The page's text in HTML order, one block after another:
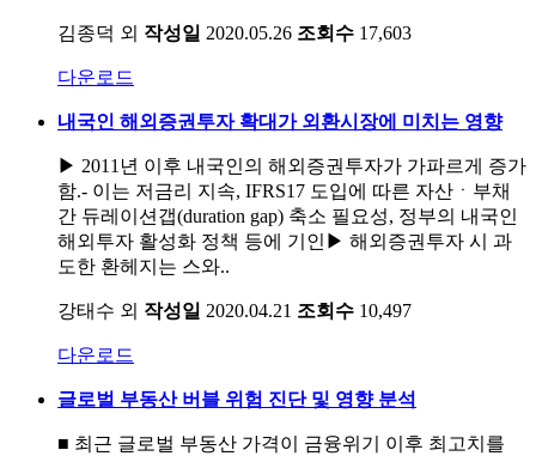
김종덕 외 작성일 2020.05.26 조회수 17,603
다운로드
내국인 해외증권투자 확대가 외환시장에 미치는 영향
▶ 2011년 이후 내국인의 해외증권투자가 가파르게 증가
함.- 이는 저금리 지속, IFRS17 도입에 따른 자산ㆍ부채
간 듀레이션갭(duration gap) 축소 필요성, 정부의 내국인
해외투자 활성화 정책 등에 기인​▶ 해외증권투자 시 과
도한 환헤지는 스와..
강태수 외 작성일 2020.04.21 조회수 10,497
다운로드
글로벌 부동산 버블 위험 진단 및 영향 분석
■ 최근 글로벌 부동산 가격이 금융위기 이후 최고치를